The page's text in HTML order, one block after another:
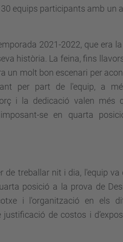
equips participants amb un
2021-2022, que era
història. La feina, fins
un molt bon escenari per
per part de l'equip, a
i la dedicació valen més
se en quarta
treballar nit i dia, l'equip va
posició a la prova de
i l'organització en els
de costos i